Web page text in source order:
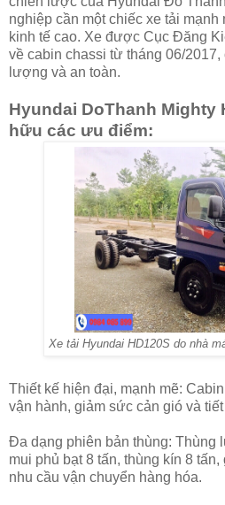
nghiệp cần một chiếc xe tải mạnh
kinh tế cao. Xe được Cục Đăng
về cabin chassi từ tháng 06/
lượng và an toàn.
Hyundai DoThanh Mighty
hữu các ưu điểm:
Xe tải Hyundai HD120S do nhà
Thiết kế hiện đại, mạnh mẽ:
vận hành, giảm sức cản gió và
Đa dạng phiên bản thùng: Thùng
mui phủ bạt 8 tấn, thùng kín 8
nhu cầu vận chuyển hàng hóa.